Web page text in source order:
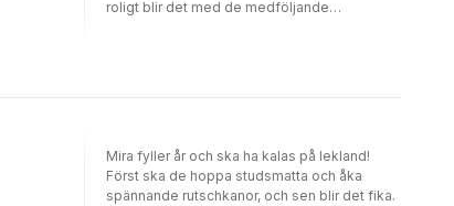
roligt blir det med de medföljande
Mira fyller år och ska ha kalas på lekland!
Först ska de hoppa studsmatta och åka
spännande rutschkanor, och sen blir det fika.